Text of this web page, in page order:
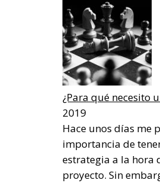
¿Para qué necesito
2019
Hace unos días me
importancia de
estrategia a la hora
proyecto. Sin